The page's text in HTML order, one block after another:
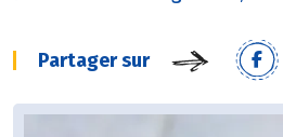
Partager sur